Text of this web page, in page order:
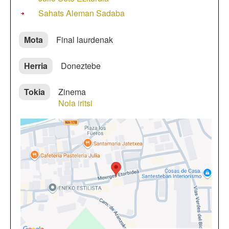
Sahats Aleman Sadaba
Mota Final laurdenak
Herria Doneztebe
Tokia
Zinema
Nola iritsi